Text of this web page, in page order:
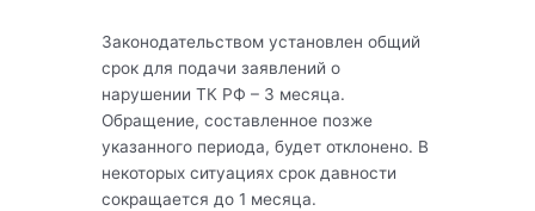
Законодательством установлен общий
срок для подачи заявлений о
нарушении ТК РФ – 3 месяца.
Обращение, составленное позже
указанного периода, будет отклонено. В
некоторых ситуациях срок давности
сокращается до 1 месяца.